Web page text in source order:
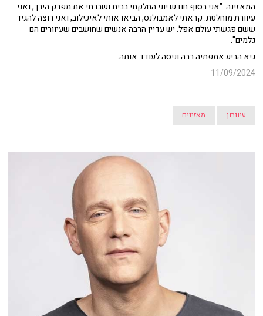
המאזינה: "אני בסוף חודש יוני החלקתי בבית ושברתי את מפרק הירך, ואני
עיוורת מוחלטת. קראתי לאמבולנס, הביאו אותי לאיכילוב, ואני רוצה להגיד
ששם פגשתי עולם אפל. יש עדיין הרבה אנשים שחושבים שעיוורים הם
גלמים".
גיא הביע אמפתיה רבה וניסה לעודד אותה.
11/09/2024
עיוורון מאזינים